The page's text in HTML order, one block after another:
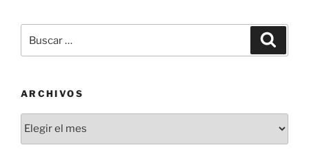
por:
ARCHIVOS